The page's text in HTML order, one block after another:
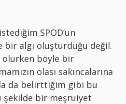
SPOD’un
bir algı oluşturduğu değil.
olurken böyle bir
olası sakıncalarına
da belirttiğim gibi bu
şekilde bir meşruiyet